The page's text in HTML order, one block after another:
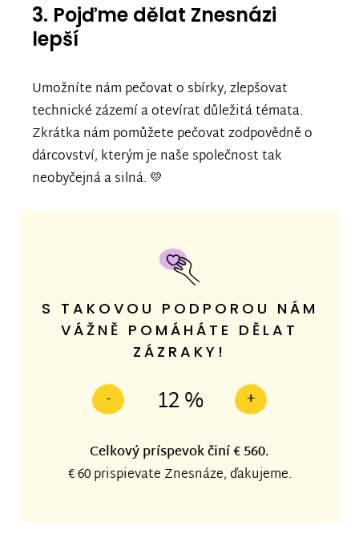
3. Pojďme dělat Znesnázi
lepší
Umožníte nám pečovat o sbírky, zlepšovat
technické zázemí a otevírat důležitá témata.
Zkrátka nám pomůžete pečovat zodpovědně o
dárcovství, kterým je naše společnost tak
neobyčejná a silná. 💛
S TAKOVOU PODPOROU NÁM
VÁŽNĚ POMÁHÁTE DĚLAT
ZÁZRAKY!
- +
12 %
Celkový príspevok činí€ 560.
€ 60prispievate Znesnáze, ďakujeme.